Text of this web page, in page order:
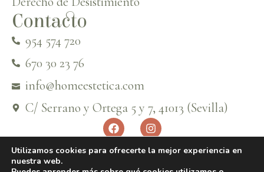
Contacto
954 574 720
670 30 23 76
info@homeestetica.com
C/ Serrano y Ortega 5 y 7, 41013 (Sevilla)
Utilizamos cookies para ofrecerte la mejor experiencia en
nuestra web.